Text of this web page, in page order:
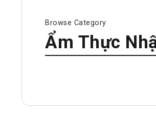
Browse Category
Ẩm Thực